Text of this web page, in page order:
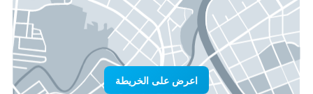
اعرض على الخريطة